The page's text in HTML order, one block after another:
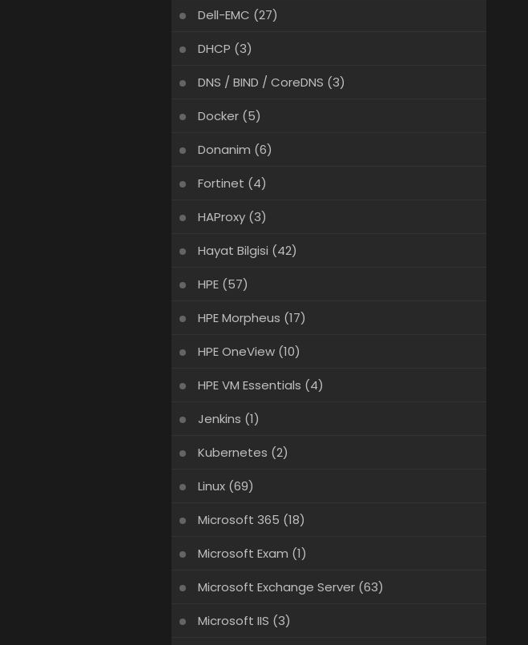
Dell-EMC (27)
DHCP (3)
DNS / BIND / CoreDNS (3)
Docker(5)
Donanim (6)
Fortinet (4)
HAProxy(3)
Hayat Bilgisi (42)
HPE(57)
HPE Morpheus (17)
HPE OneView(10)
HPE VM Essentials (4)
Jenkins (1)
Kubernetes (2)
Linux(69)
Microsoft 365 (18)
Microsoft Exam (1)
Microsoft Exchange Server(63)
Microsoft IIS (3)